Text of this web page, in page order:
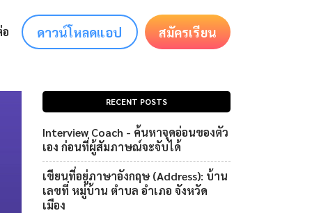
ดาวน์โหลดแอป สมัครเรียน
RECENT POSTS
Interview Coach - ค้นหาจุดอ่อนของตัว
เอง ก่อนที่ผู้สัมภาษณ์จะจับได้
เขียนที่อยู่ภาษาอังกฤษ (Address): บ้าน
เลขที่ หมู่บ้าน ตำบล อำเภอ จังหวัด
เมือง